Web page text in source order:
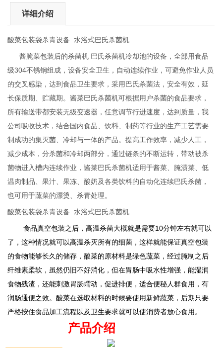
详细介绍
酸菜包装袋杀青设备 水浴式巴氏杀菌机
酱腌菜包装后的杀菌机 巴氏杀菌机冷却池的设备，全部用食品
级304不锈钢组成，设备安全卫生，自动连续作业，可避免作业人员
的交叉感染，达到食品卫生要求，采用巴氏杀菌法，安全有效，延
长保质期、贮藏期。酱菜巴氏杀菌机可根据用户杀菌的食品要求，
所有输送带都安装无级变速器，任意调节行进速度，达到质量，我
公司吸收技术，结合国内食品、饮料、制药等行业的生产工艺需要
制成功的集灭菌、冷却与一体的产品。提高工作效率，减少人工，
减少成本，分杀菌和冷却两部分，通过链条的不断运转，带动被杀
菌物进入槽内连续作业，酱菜巴氏杀菌机适用于酱菜、腌渍菜、低
温肉制品、果汁、果冻、酸奶及各类饮料的自动化连续巴氏杀菌，
也可用于蔬菜的漂烫、杀青处理。
酸菜包装袋杀青设备 水浴式巴氏杀菌机
食品真空包装之后，高温杀菌大概就是需要10分钟左右就可以
了，这种情况就可以高温杀灭所有的细菌，这样就能保证真空包装
的食物能够长久的储存，酸菜的原材料是绿色蔬菜，经过腌制之后
纤维素柔软，虽然仍旧不好消化，但在胃肠中吸水性增强，能湿润
食物残渣，还能刺激胃肠蠕动，促进排便，适合便秘人群食用，有
润肠通便之效。酸菜在选取材料的时候要使用新鲜蔬菜，后期只要
严格按住食品加工流程以及卫生要求就可以使消费者放心食用。
产品介绍